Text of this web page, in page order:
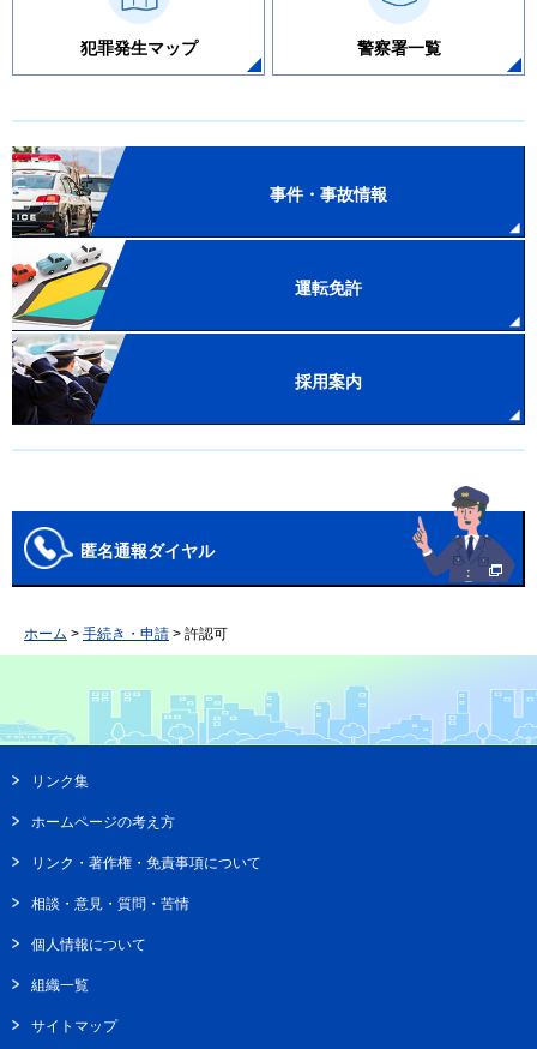
犯罪発生マップ 警察署一覧
事件・事故情報
運転免許
採用案内
匿名通報ダイヤル
ホーム > 手続き・申請 > 許認可
リンク集
ホームページの考え方
リンク・著作権・免責事項について
相談・意見・質問・苦情
個人情報について
組織一覧
サイトマップ